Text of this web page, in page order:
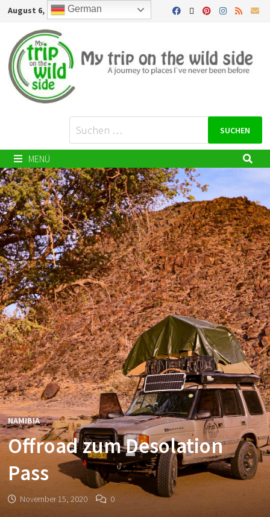
August 6, 2026
MENÜ
NAMIBIA
Offroad zum Desolation
Pass
November 15, 2020 0
German